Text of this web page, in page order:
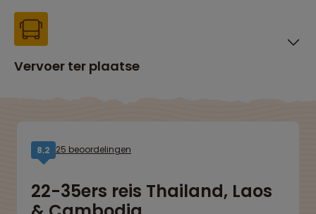
Vervoer ter plaatse
8,2 25 beoordelingen
22-35ers reis Thailand, Laos